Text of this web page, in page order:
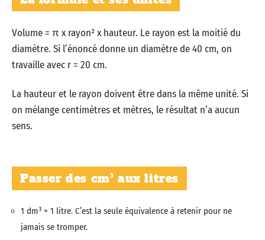
Volume = π x rayon² x hauteur. Le rayon est la moitié du
diamètre. Si l’énoncé donne un diamètre de 40 cm, on
travaille avec r = 20 cm.
La hauteur et le rayon doivent être dans la même unité. Si
on mélange centimètres et mètres, le résultat n’a aucun
sens.
Passer des cm³ aux litres
1 dm³ = 1 litre. C’est la seule équivalence à retenir pour ne
jamais se tromper.